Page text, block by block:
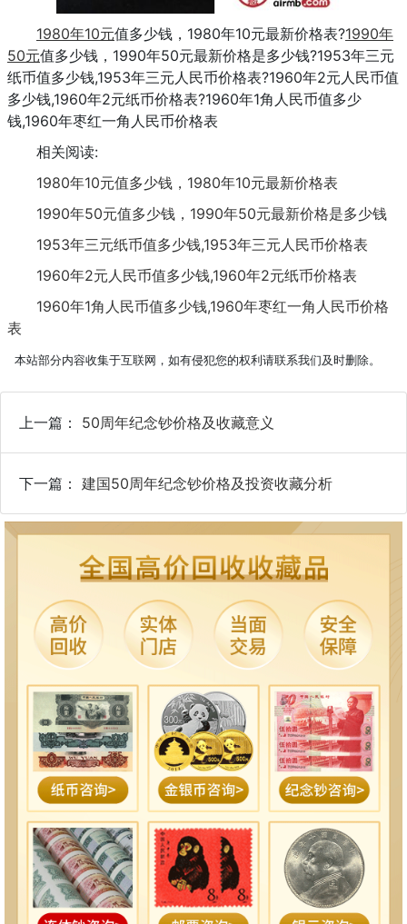
1980年10元值多少钱，1980年10元最新价格表?1990年
50元值多少钱，1990年50元最新价格是多少钱?1953年三元
纸币值多少钱,1953年三元人民币价格表?1960年2元人民币值
多少钱,1960年2元纸币价格表?1960年1角人民币值多少
钱,1960年枣红一角人民币价格表
相关阅读:
1980年10元值多少钱，1980年10元最新价格表
1990年50元值多少钱，1990年50元最新价格是多少钱
1953年三元纸币值多少钱,1953年三元人民币价格表
1960年2元人民币值多少钱,1960年2元纸币价格表
1960年1角人民币值多少钱,1960年枣红一角人民币价格
表
本站部分内容收集于互联网，如有侵犯您的权利请联系我们及时删除。
上一篇： 50周年纪念钞价格及收藏意义
下一篇： 建国50周年纪念钞价格及投资收藏分析